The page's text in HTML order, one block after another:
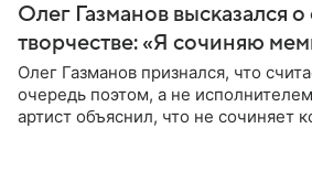
Олег Газманов высказался о
творчестве: «Я сочиняю
Олег Газманов признался, что
очередь поэтом, а не
артист объяснил, что не сочиняет